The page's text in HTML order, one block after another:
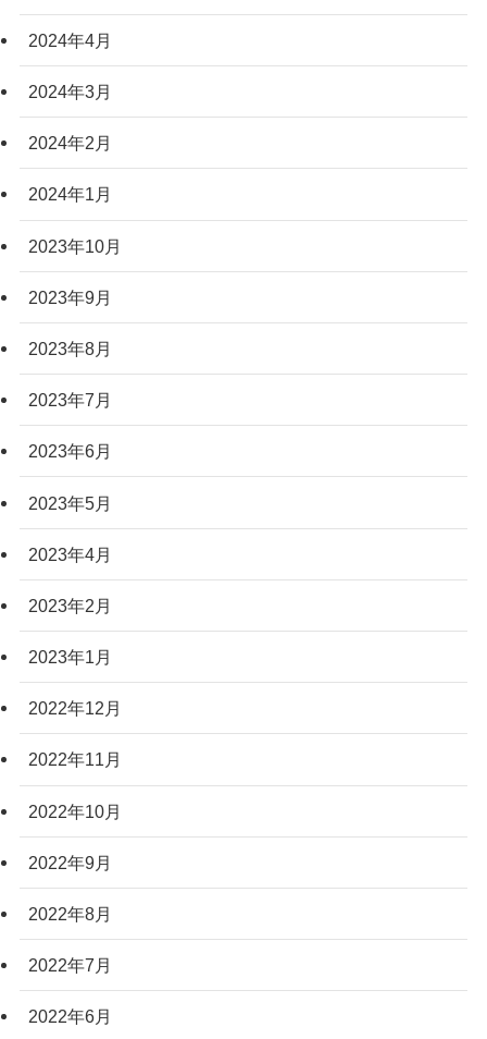
2024年4月
2024年3月
2024年2月
2024年1月
2023年10月
2023年9月
2023年8月
2023年7月
2023年6月
2023年5月
2023年4月
2023年2月
2023年1月
2022年12月
2022年11月
2022年10月
2022年9月
2022年8月
2022年7月
2022年6月